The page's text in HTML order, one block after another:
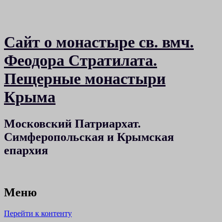
Сайт о монастыре св. вмч.
Феодора Стратилата.
Пещерные монастыри
Крыма
Московский Патриархат.
Симферопольская и Крымская
епархия
Меню
Перейти к контенту